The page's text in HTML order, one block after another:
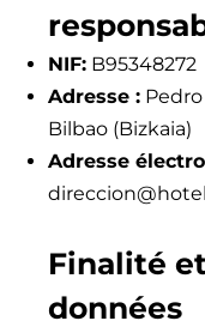
NIF: B95348272
Adresse :
Bilbao (Bizkaia)
Adresse
Finalité
données